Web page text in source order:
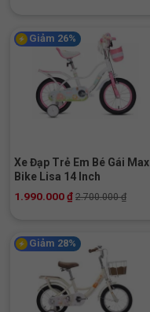
Giảm 26%
Xe Đạp Trẻ Em Bé Gái Max
Bike Lisa 14 Inch
1.990.000₫ 2.700.000₫
Giảm 28%